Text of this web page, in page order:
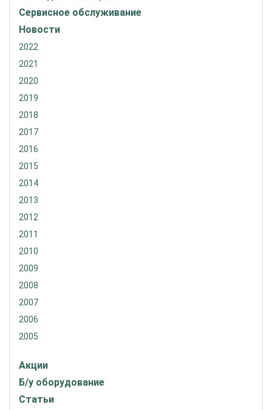
Сервисное обслуживание
Новости
2022
2021
2020
2019
2018
2017
2016
2015
2014
2013
2012
2011
2010
2009
2008
2007
2006
2005
Акции
Б/у оборудование
Статьи